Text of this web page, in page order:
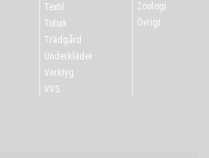
Textil
Tobak
Trädgård
Underkläder
Verktyg
VVS
Zoologi
Övrigt